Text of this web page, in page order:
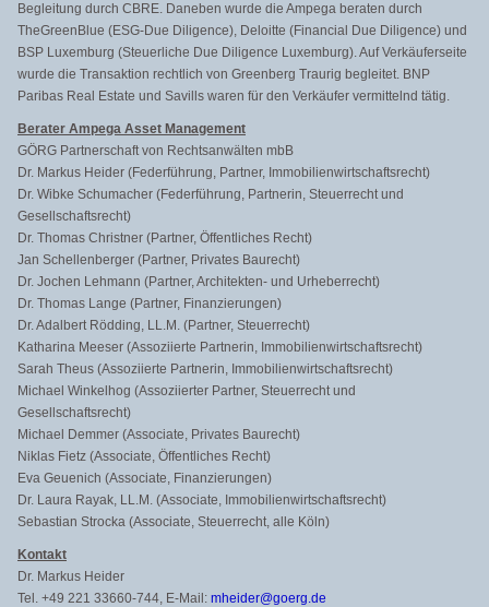
Begleitung durch CBRE. Daneben wurde die Ampega beraten durch
TheGreenBlue (ESG-Due Diligence), Deloitte (Financial Due Diligence) und
BSP Luxemburg (Steuerliche Due Diligence Luxemburg). Auf Verkäuferseite
wurde die Transaktion rechtlich von Greenberg Traurig begleitet. BNP
Paribas Real Estate und Savills waren für den Verkäufer vermittelnd tätig.
Berater Ampega Asset Management
GÖRG Partnerschaft von Rechtsanwälten mbB
Dr. Markus Heider (Federführung, Partner, Immobilienwirtschaftsrecht)
Dr. Wibke Schumacher (Federführung, Partnerin, Steuerrecht und
Gesellschaftsrecht)
Dr. Thomas Christner (Partner, Öffentliches Recht)
Jan Schellenberger (Partner, Privates Baurecht)
Dr. Jochen Lehmann (Partner, Architekten- und Urheberrecht)
Dr. Thomas Lange (Partner, Finanzierungen)
Dr. Adalbert Rödding, LL.M. (Partner, Steuerrecht)
Katharina Meeser (Assoziierte Partnerin, Immobilienwirtschaftsrecht)
Sarah Theus (Assoziierte Partnerin, Immobilienwirtschaftsrecht)
Michael Winkelhog (Assoziierter Partner, Steuerrecht und
Gesellschaftsrecht)
Michael Demmer (Associate, Privates Baurecht)
Niklas Fietz (Associate, Öffentliches Recht)
Eva Geuenich (Associate, Finanzierungen)
Dr. Laura Rayak, LL.M. (Associate, Immobilienwirtschaftsrecht)
Sebastian Strocka (Associate, Steuerrecht, alle Köln)
Kontakt
Dr. Markus Heider
Tel. +49 221 33660-744, E-Mail: mheider@goerg.de